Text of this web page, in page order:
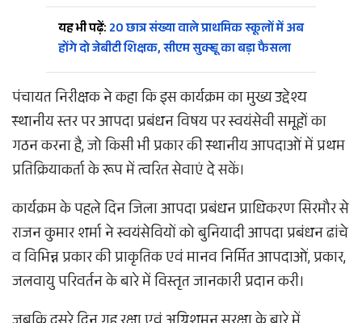
यह भी पढ़ें: 20 छात्र संख्या वाले प्राथमिक स्कूलों में अब
होंगे दो जेबीटी शिक्षक, सीएम सुक्खू का बड़ा फैसला
पंचायत निरीक्षक ने कहा कि इस कार्यक्रम का मुख्य उद्देश्य
स्थानीय स्तर पर आपदा प्रबंधन विषय पर स्वयंसेवी समूहों का
गठन करना है, जो किसी भी प्रकार की स्थानीय आपदाओं में प्रथम
प्रतिक्रियाकर्ता के रूप में त्वरित सेवाएं दे सकें।
कार्यक्रम के पहले दिन जिला आपदा प्रबंधन प्राधिकरण सिरमौर से
राजन कुमार शर्मा ने स्वयंसेवियों को बुनियादी आपदा प्रबंधन ढांचे
व विभिन्न प्रकार की प्राकृतिक एवं मानव निर्मित आपदाओं, प्रकार,
जलवायु परिवर्तन के बारे में विस्तृत जानकारी प्रदान करी।